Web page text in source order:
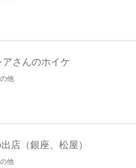
さんのホイケ
他
店（銀座、松屋）
他